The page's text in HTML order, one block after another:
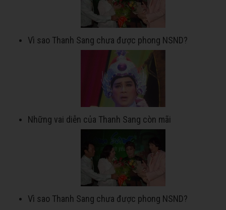
Vì sao Thanh Sang chưa được phong NSND?
Những vai diễn của Thanh Sang còn mãi
Vì sao Thanh Sang chưa được phong NSND?